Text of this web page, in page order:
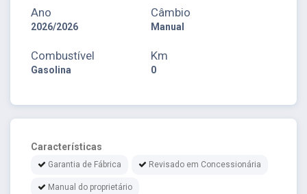
Ano
2026/2026
Câmbio
Manual
Combustível
Gasolina
Km
0
Características
Garantia de Fábrica Revisado em Concessionária
Manual do proprietário